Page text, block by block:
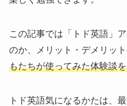
この記事では「トド英語」
のか、メリット・デメリット
もたちが使ってみた体験談
トド英語気になるかたは、